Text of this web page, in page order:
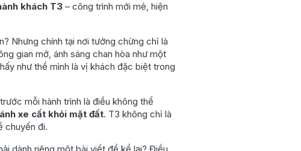
khách T3 – công trình mới mẻ, hiện
Nhưng chính tại nơi tưởng chừng chỉ là
gian mở, ánh sáng chan hòa như một
như thể mình là vị khách đặc biệt trong
mỗi hành trình là điều không thể
xe cất khỏi mặt đất. T3 không chỉ là
chuyến đi.